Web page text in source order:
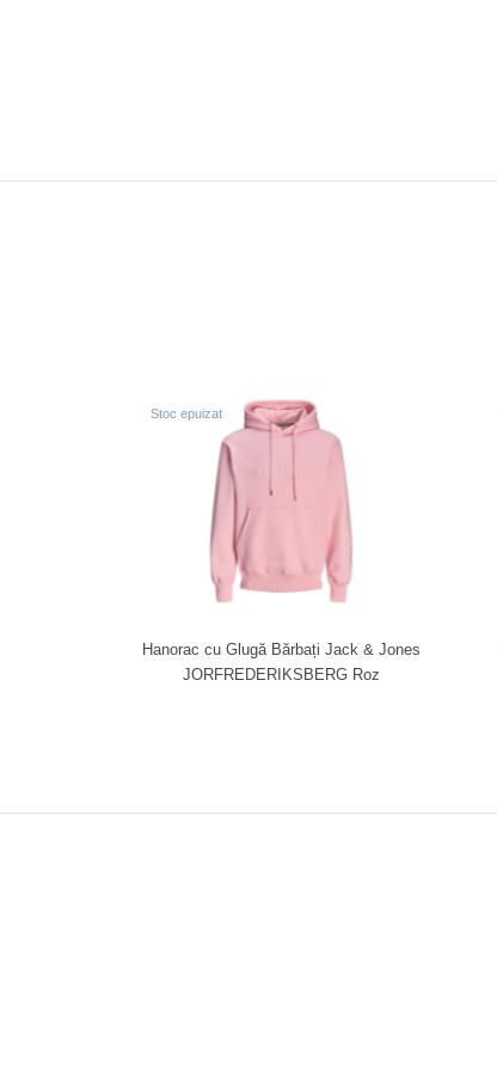
Stoc epuizat
Hanorac cu Glugă Bărbați Jack & Jones
JORFREDERIKSBERG Roz